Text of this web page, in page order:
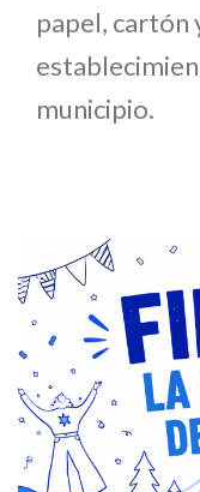
papel, cartón
municipio.